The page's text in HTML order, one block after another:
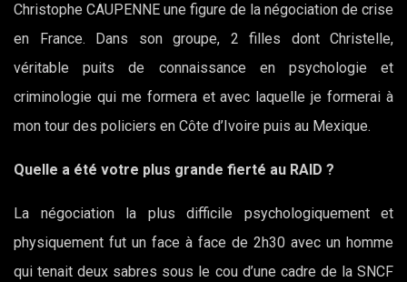
Christophe CAUPENNE une figure de la négociation de crise
en France. Dans son groupe, 2 filles dont Christelle,
véritable puits de connaissance en psychologie et
criminologie qui me formera et avec laquelle je formerai à
mon tour des policiers en Côte d’Ivoire puis au Mexique.
Quelle a été votre plus grande fierté au RAID ?
La négociation la plus difficile psychologiquement et
physiquement fut un face à face de 2h30 avec un homme
qui tenait deux sabres sous le cou d’une cadre de la SNCF